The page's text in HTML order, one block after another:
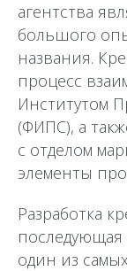
агентства
большого
названия.
процесс
Институтом
(ФИПС), а
с отделом
элементы
Разработка
последующая
один из